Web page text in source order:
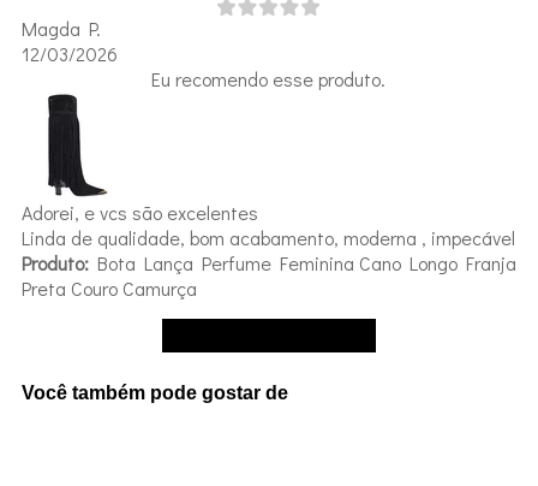
Magda P.
12/03/2026
Eu recomendo esse produto.
Adorei, e vcs são excelentes
Linda de qualidade, bom acabamento, moderna , impecável
Produto:Bota Lança Perfume Feminina Cano Longo Franja
Preta Couro Camurça
Você também pode gostar de